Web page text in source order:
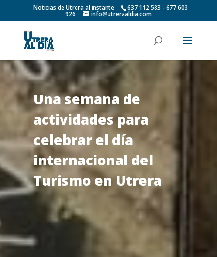
Noticias de Utrera al instante 637 112 583 - 677 603
926 info@utreraaldia.com
Una semana de
actividades para
celebrar el día
internacional del
Turismo en Utrera